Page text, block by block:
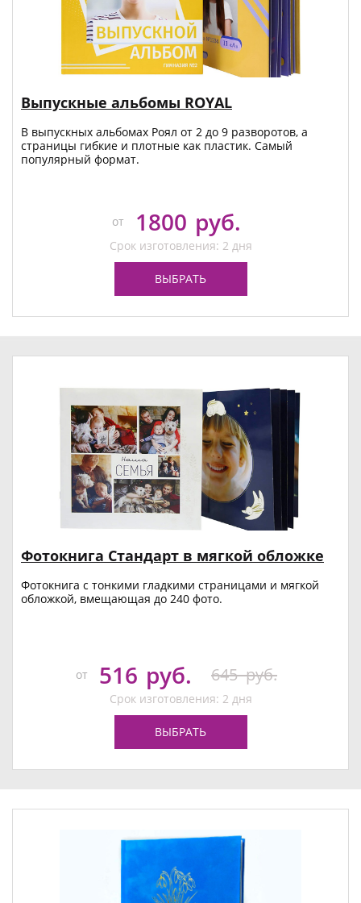
Выпускные альбомы ROYAL
В выпускных альбомах Роял от 2 до 9 разворотов, а
страницы гибкие и плотные как пластик. Самый
популярный формат.
от 1800 руб.
Срок изготовления: 2 дня
ВЫБРАТЬ
Фотокнига Стандарт в мягкой обложке
Фотокнига с тонкими гладкими страницами и мягкой
обложкой, вмещающая до 240 фото.
от 516 руб. 645 руб.
Срок изготовления: 2 дня
ВЫБРАТЬ